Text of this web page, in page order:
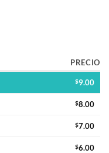
PRECIO
$9.00
$8.00
$7.00
$6.00